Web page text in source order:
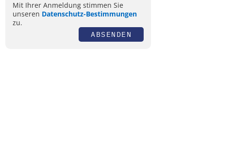
Mit Ihrer Anmeldung stimmen Sie
unseren Datenschutz-Bestimmungen
zu.
ABSENDEN